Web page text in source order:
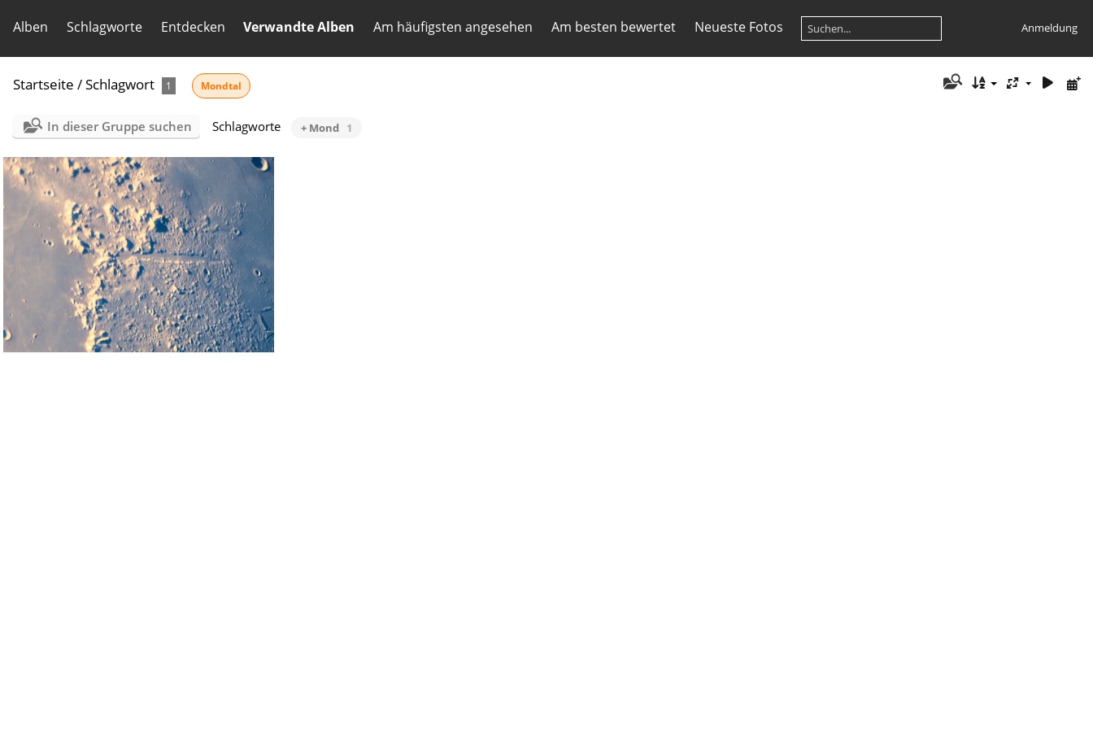
Alben Schlagworte Entdecken Verwandte Alben Am häufigsten angesehen Am besten bewertet Neueste Fotos Anmeldung
Startseite /Schlagwort 1 Mondtal
In dieser Gruppe suchen Schlagworte + Mond 1